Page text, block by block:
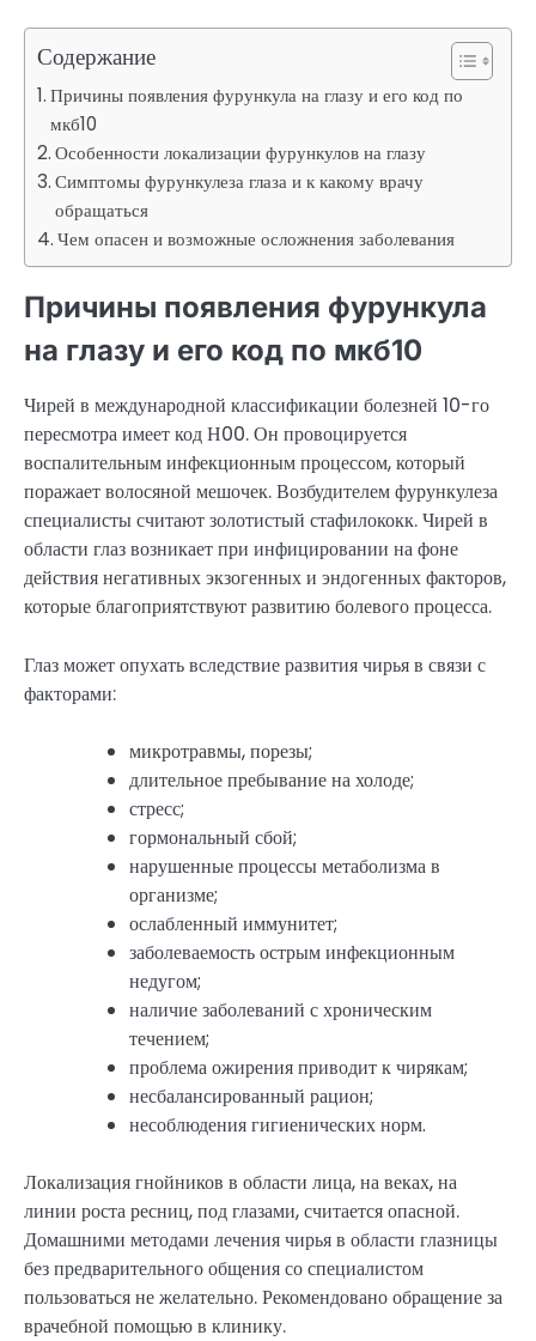
Содержание
Причины появления фурункула на глазу и его код по
мкб10
Особенности локализации фурункулов на глазу
Симптомы фурункулеза глаза и к какому врачу
обращаться
Чем опасен и возможные осложнения заболевания
Причины появления фурункула
на глазу и его код по мкб10
Чирей в международной классификации болезней 10-го
пересмотра имеет код Н00. Он провоцируется
воспалительным инфекционным процессом, который
поражает волосяной мешочек. Возбудителем фурункулеза
специалисты считают золотистый стафилококк. Чирей в
области глаз возникает при инфицировании на фоне
действия негативных экзогенных и эндогенных факторов,
которые благоприятствуют развитию болевого процесса.
Глаз может опухать вследствие развития чирья в связи с
факторами:
микротравмы, порезы;
длительное пребывание на холоде;
стресс;
гормональный сбой;
нарушенные процессы метаболизма в
организме;
ослабленный иммунитет;
заболеваемость острым инфекционным
недугом;
наличие заболеваний с хроническим
течением;
проблема ожирения приводит к чирякам;
несбалансированный рацион;
несоблюдения гигиенических норм.
Локализация гнойников в области лица, на веках, на
линии роста ресниц, под глазами, считается опасной.
Домашними методами лечения чирья в области глазницы
без предварительного общения со специалистом
пользоваться не желательно. Рекомендовано обращение за
врачебной помощью в клинику.